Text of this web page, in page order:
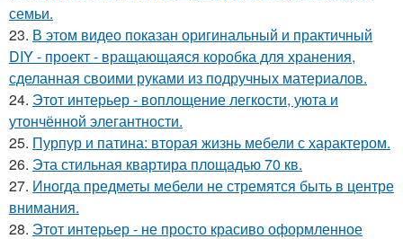
семьи.
23. В этом видео показан оригинальный и практичный
DIY - проект - вращающаяся коробка для хранения,
сделанная своими руками из подручных материалов.
24. Этот интерьер - воплощение легкости, уюта и
утончённой элегантности.
25. Пурпур и патина: вторая жизнь мебели с характером.
26. Эта стильная квартира площадью 70 кв.
27. Иногда предметы мебели не стремятся быть в центре
внимания.
28. Этот интерьер - не просто красиво оформленное